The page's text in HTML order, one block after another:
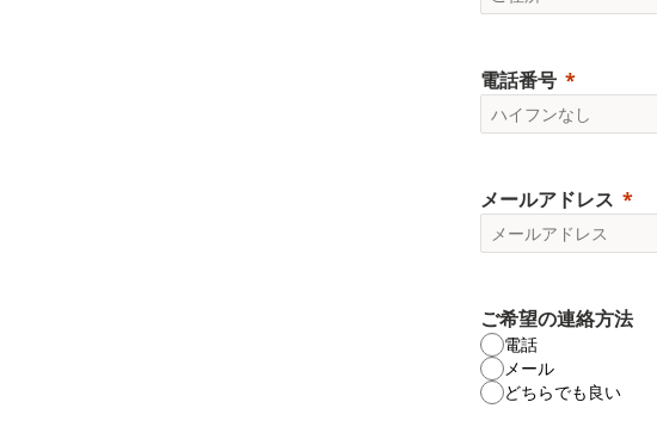
電話番号
メールアドレス
ご希望の連絡方法
電話
メール
どちらでも良い